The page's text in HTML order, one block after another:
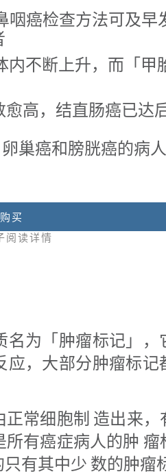
咽癌检查方法可及早
内不断上升，而「甲
愈高，结直肠癌已达
巢癌和膀胱癌的病
买
阅读详情
为「肿瘤标记」，
，大部分肿瘤标记
常细胞制 造出来
有癌症病人的肿 瘤
有其中少 数的肿瘤